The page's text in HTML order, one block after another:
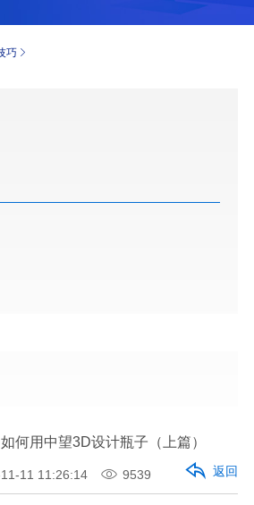
巧
何用中望3D设计瓶子（上篇）
11 11:26:14 9539 返回